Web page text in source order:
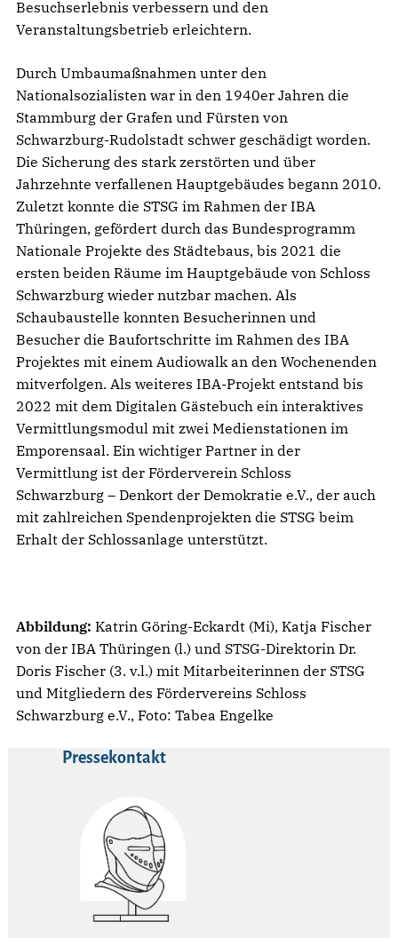
Besuchserlebnis verbessern und den
Veranstaltungsbetrieb erleichtern.
Durch Umbaumaßnahmen unter den
Nationalsozialisten war in den 1940er Jahren die
Stammburg der Grafen und Fürsten von
Schwarzburg-Rudolstadt schwer geschädigt worden.
Die Sicherung des stark zerstörten und über
Jahrzehnte verfallenen Hauptgebäudes begann 2010.
Zuletzt konnte die STSG im Rahmen der IBA
Thüringen, gefördert durch das Bundesprogramm
Nationale Projekte des Städtebaus, bis 2021 die
ersten beiden Räume im Hauptgebäude von Schloss
Schwarzburg wieder nutzbar machen. Als
Schaubaustelle konnten Besucherinnen und
Besucher die Baufortschritte im Rahmen des IBA
Projektes mit einem Audiowalk an den Wochenenden
mitverfolgen. Als weiteres IBA-Projekt entstand bis
2022 mit dem Digitalen Gästebuch ein interaktives
Vermittlungsmodul mit zwei Medienstationen im
Emporensaal. Ein wichtiger Partner in der
Vermittlung ist der Förderverein Schloss
Schwarzburg – Denkort der Demokratie e.V., der auch
mit zahlreichen Spendenprojekten die STSG beim
Erhalt der Schlossanlage unterstützt.
Abbildung: Katrin Göring-Eckardt (Mi), Katja Fischer
von der IBA Thüringen (l.) und STSG-Direktorin Dr.
Doris Fischer (3. v.l.) mit Mitarbeiterinnen der STSG
und Mitgliedern des Fördervereins Schloss
Schwarzburg e.V., Foto: Tabea Engelke
Pressekontakt